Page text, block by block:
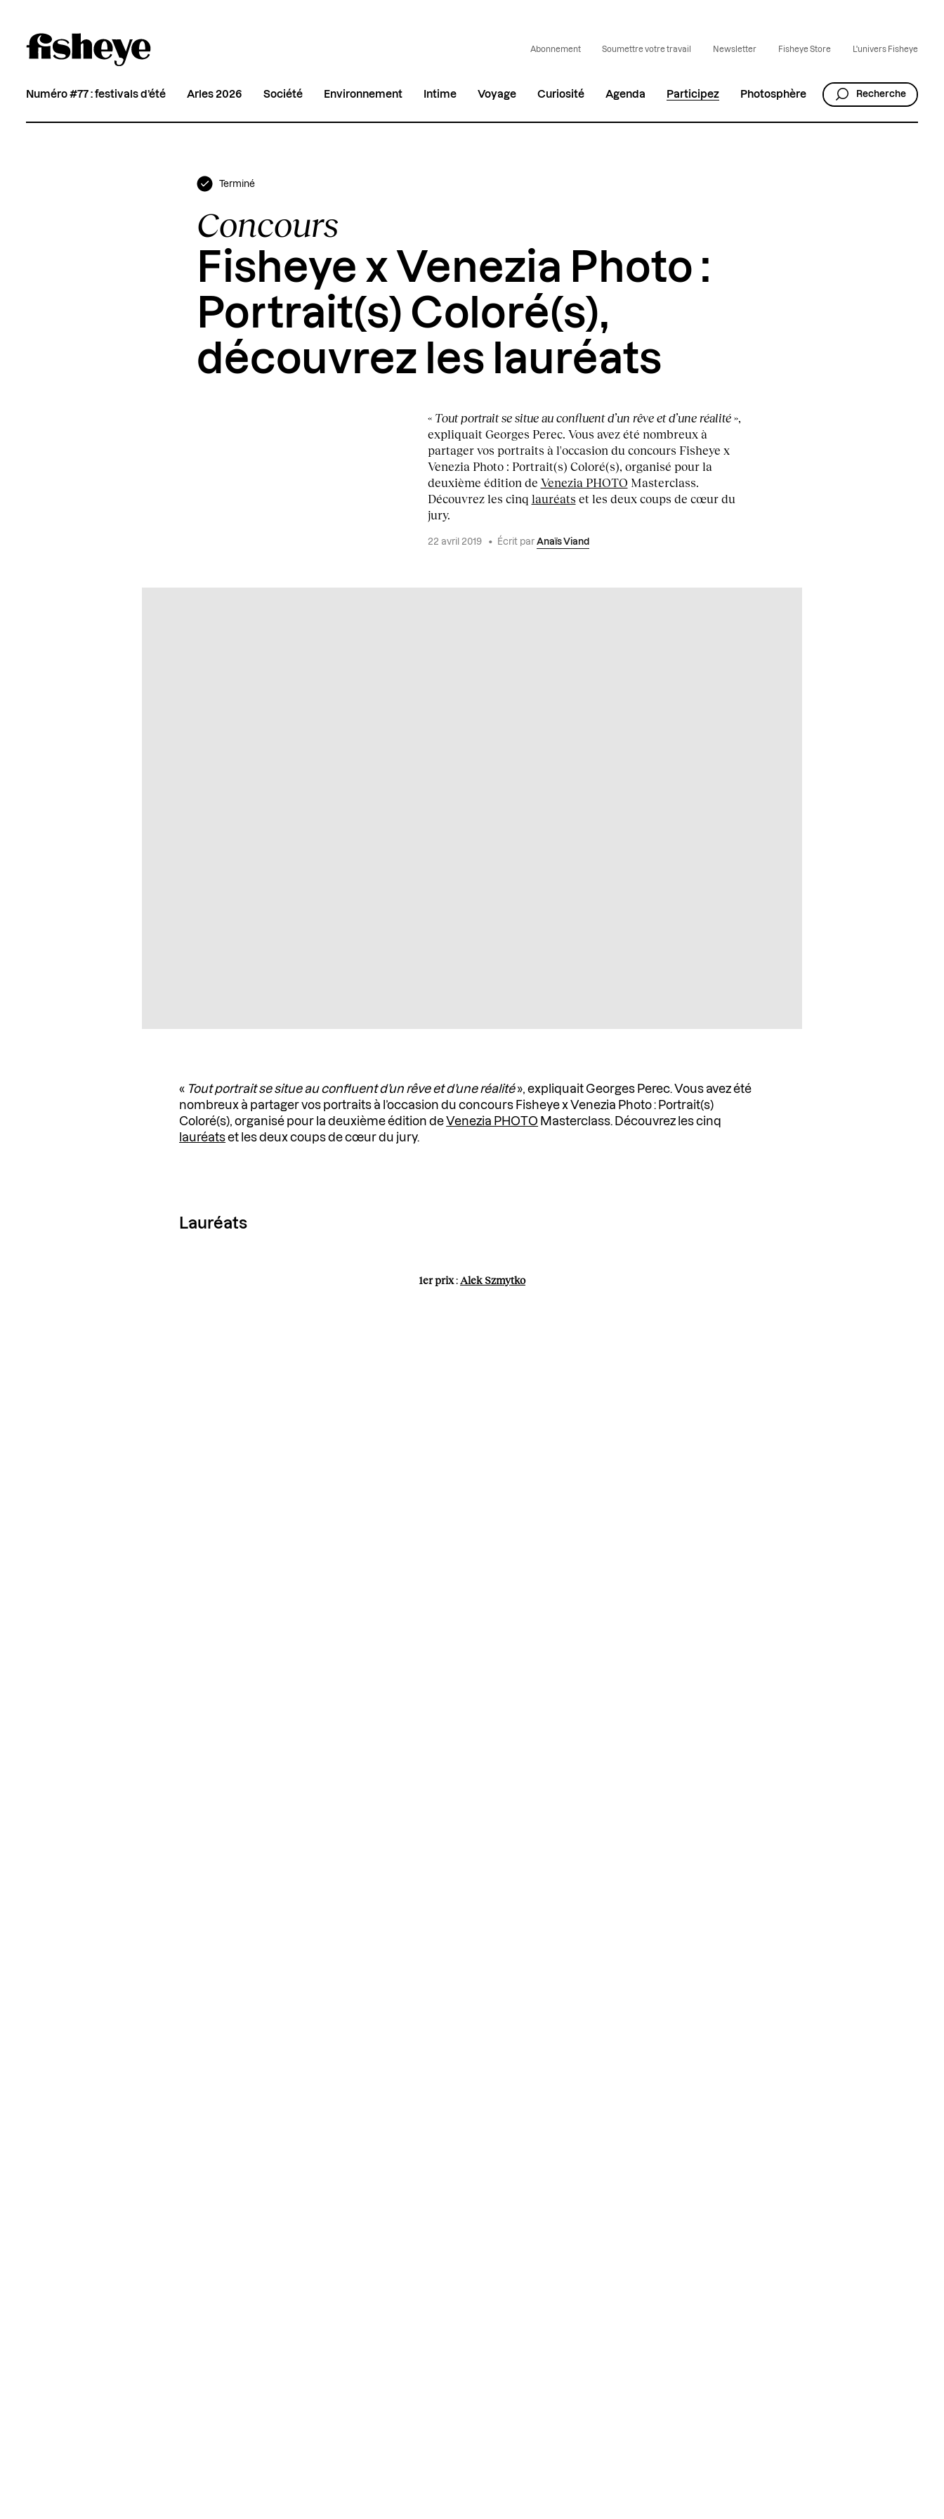
Abonnement Soumettre votre travail Newsletter Fisheye Store L'univers Fisheye
Numéro #77 : festivals d’été Arles 2026 Société Environnement Intime Voyage Curiosité Agenda Participez Photosphère Recherche
Terminé
Concours
Fisheye x Venezia Photo :
Portrait(s) Coloré(s),
découvrez les lauréats
« Tout portrait se situe au confluent d’un rêve et d’une réalité»,
expliquait Georges Perec. Vous avez été nombreux à
partager vos portraits à l'occasion du concours Fisheye x
Venezia Photo : Portrait(s) Coloré(s), organisé pour la
deuxième édition de Venezia PHOTO Masterclass.
Découvrez les cinq lauréats et les deux coups de cœur du
jury.
22 avril 2019 • Écrit par Anaïs Viand
« Tout portrait se situe au confluent d’un rêve et d’une réalité», expliquait Georges Perec. Vous avez été
nombreux à partager vos portraits à l’occasion du concours Fisheye x Venezia Photo : Portrait(s)
Coloré(s), organisé pour la deuxième édition deVenezia PHOTO Masterclass. Découvrez les cinq
lauréatset les deux coups de cœur du jury.
Lauréats
1er prix: Alek Szmytko